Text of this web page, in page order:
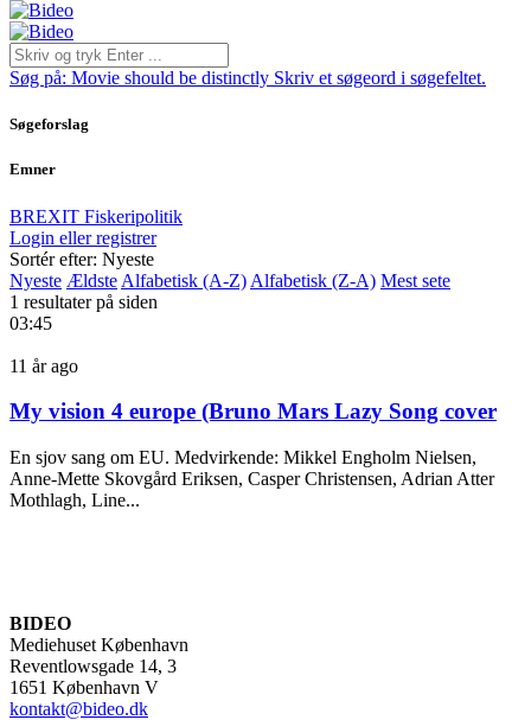
Søg på: Movie should be distinctly Skriv et søgeord i søgefeltet.
Søgeforslag
Emner
BREXIT Fiskeripolitik
Login eller registrer
Sortér efter: Nyeste
Nyeste Ældste Alfabetisk (A-Z) Alfabetisk (Z-A) Mest sete
1 resultater på siden
03:45
11 år ago
My vision 4 europe (Bruno Mars Lazy Song cover
En sjov sang om EU. Medvirkende: Mikkel Engholm Nielsen,
Anne-Mette Skovgård Eriksen, Casper Christensen, Adrian Atter
Mothlagh, Line...
BIDEO
Mediehuset København
Reventlowsgade 14, 3
1651 København V
kontakt@bideo.dk